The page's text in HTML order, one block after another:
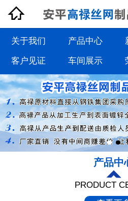

关于我们 产品中心
客户见证 车间展示
产品中
PRODUCT